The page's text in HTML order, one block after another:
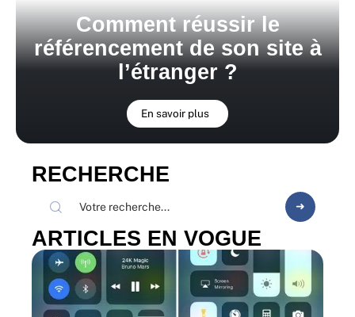
Comment réussir le
référencement de son site à
l’étranger ?
En savoir plus
RECHERCHE
ARTICLES EN VOGUE